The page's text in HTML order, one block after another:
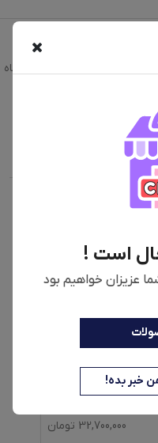
است !
عزیزان خواهیم بود
خبر بده!
خرید اینترنتی مولتی کوکر نینجا مدل ON400UK با رنگبندی نقره ای، نوک
لیست قیمت امروز در فروشگاه
EY905B10
32,700,000 تومان